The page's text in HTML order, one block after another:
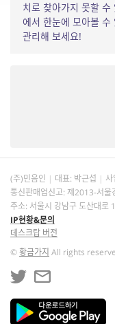
치로 찾아가지 못할
에서 한눈에 모아볼
관리해 보세요!
(주)민음인 대표: 박근섭
통신판매업신고: 제2013-서
주소: 서울시 강남구 도산대로
IP현황&문의
데스크탑 버전
©황금가지 All rights